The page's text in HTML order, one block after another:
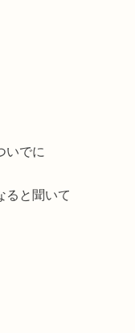
いでに
ると聞いて